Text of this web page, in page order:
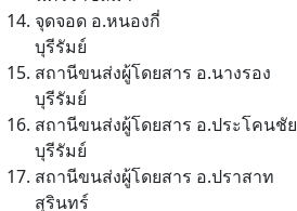
จุดจอด อ.หนองกี่
บุรีรัมย์
สถานีขนส่งผู้โดยสาร อ.นางรอง
บุรีรัมย์
สถานีขนส่งผู้โดยสาร อ.ประโคนชัย
บุรีรัมย์
สถานีขนส่งผู้โดยสาร อ.ปราสาท
สุรินทร์